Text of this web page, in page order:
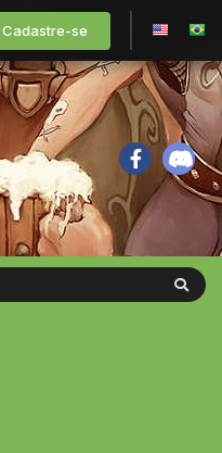
Cadastre-se